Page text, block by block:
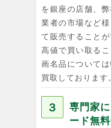
を銀座の店舗、
業者の市場など
て販売すること
高値で買い取る
画名品について
買取しております
３
専門家
ード無